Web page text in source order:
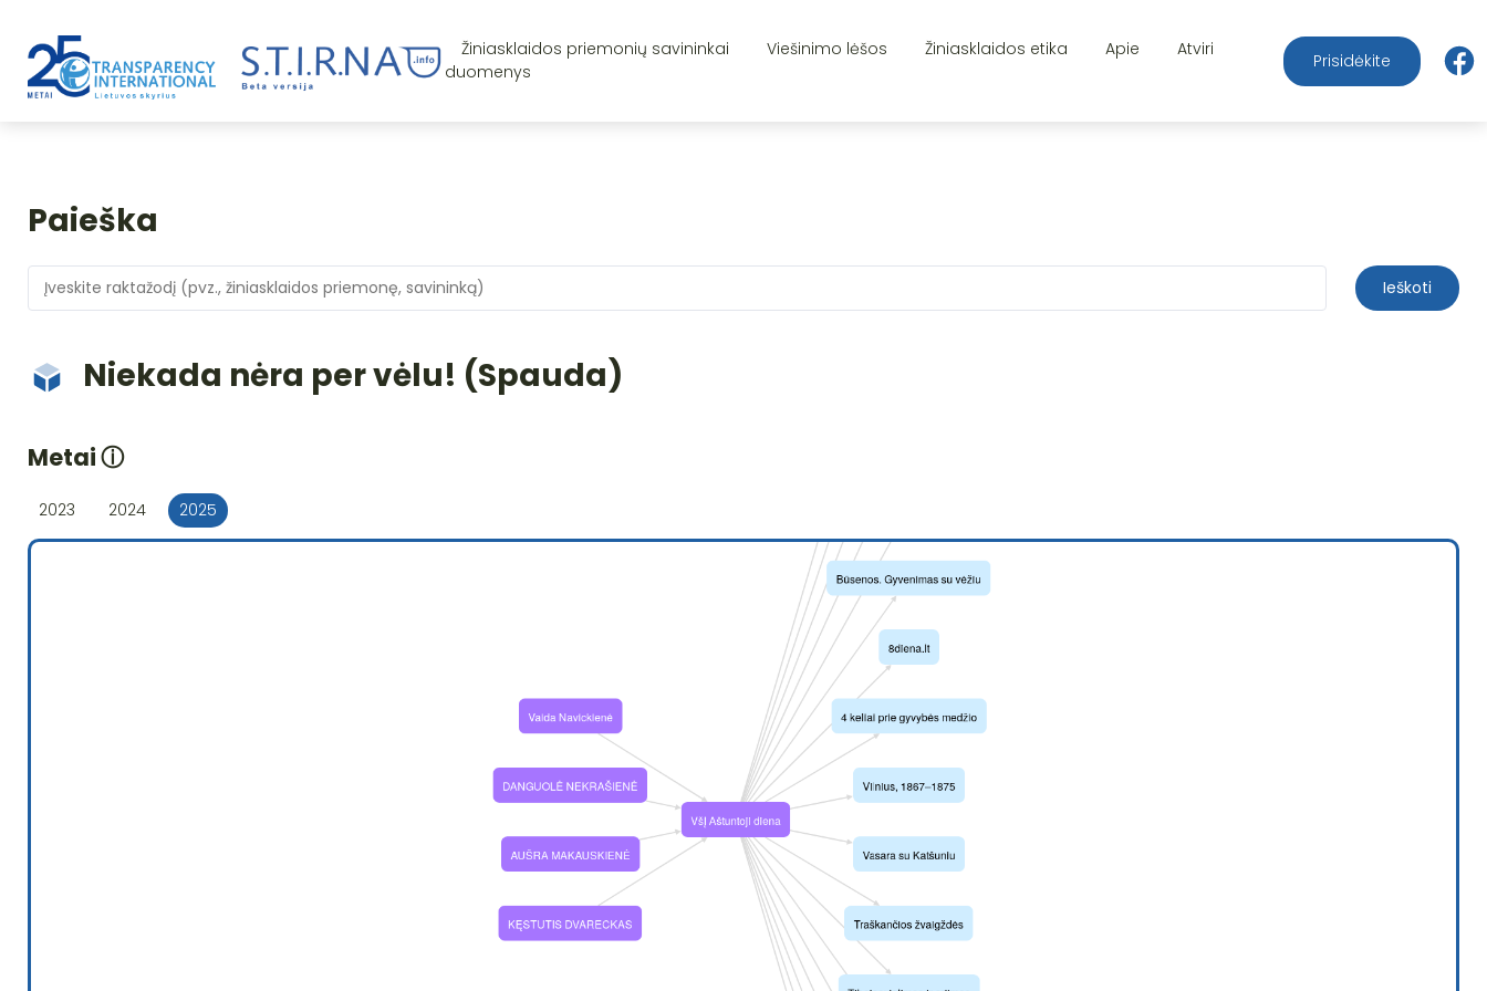
Žiniasklaidos priemonių savininkai Viešinimo lėšos Žiniasklaidos etika Apie
Atviri
duomenys
Prisidėkite
Paieška
Ieškoti
Niekada nėra per vėlu! (Spauda)
Metaiⓘ
2023 2024 2025